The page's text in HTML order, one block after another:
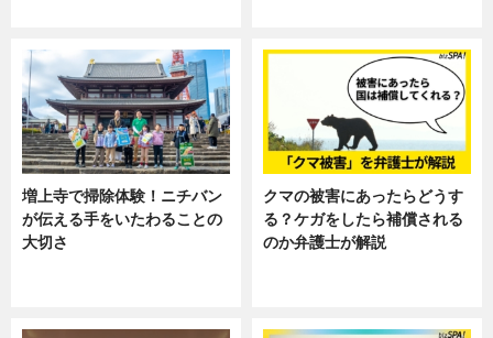
増上寺で掃除体験！ニチバン
が伝える手をいたわることの
大切さ
クマの被害にあったらどうす
る？ケガをしたら補償される
のか弁護士が解説